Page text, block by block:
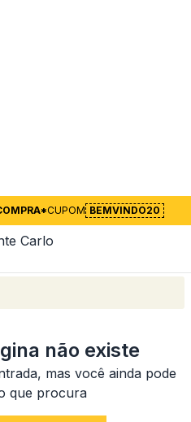
CUPOM BEMVINDO20
não existe
mas você ainda pode
que procura